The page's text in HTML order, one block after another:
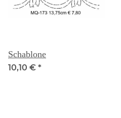
Schablone
10,10 € *